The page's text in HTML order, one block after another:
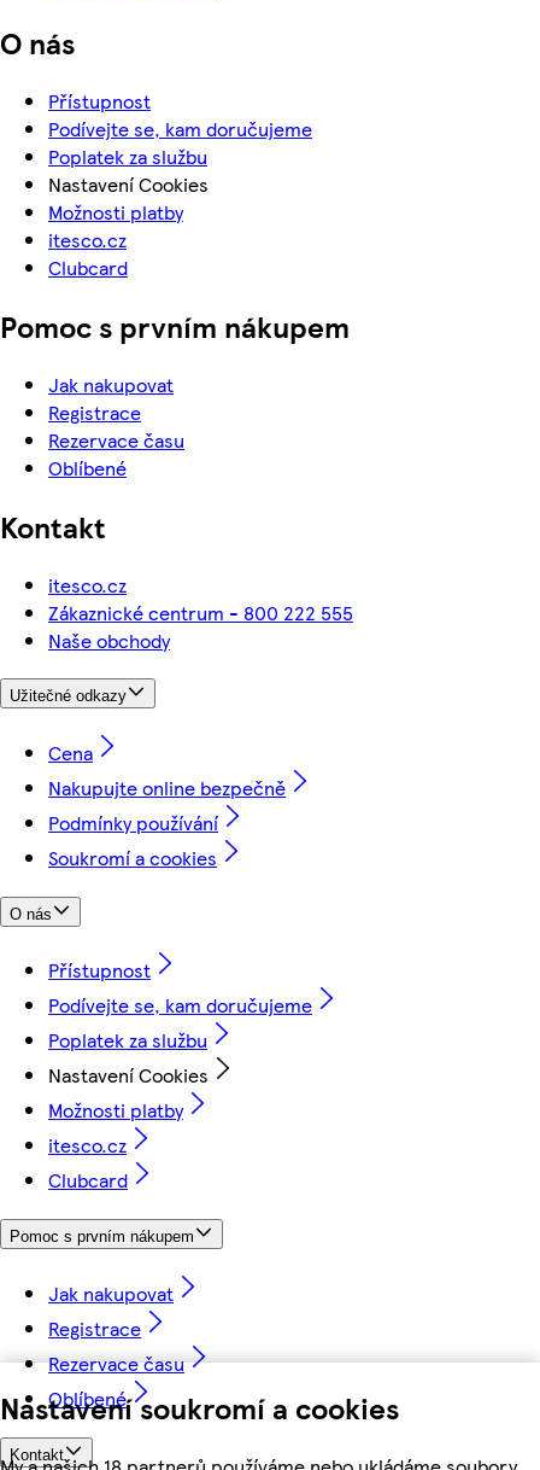
Nastavení soukromí a cookies
O nás
Přístupnost
Podívejte se, kam doručujeme
Poplatek za službu
Nastavení Cookies
Možnosti platby
itesco.cz
Clubcard
Pomoc s prvním nákupem
Jak nakupovat
Registrace
Rezervace času
Oblíbené
Kontakt
itesco.cz
Zákaznické centrum - 800 222 555
Naše obchody
Užitečné odkazy
Cena
Nakupujte online bezpečně
Podmínky používání
Soukromí a cookies
O nás
Přístupnost
Podívejte se, kam doručujeme
Poplatek za službu
Nastavení Cookies
Možnosti platby
itesco.cz
Clubcard
Pomoc s prvním nákupem
Jak nakupovat
Registrace
Rezervace času
Oblíbené
Kontakt